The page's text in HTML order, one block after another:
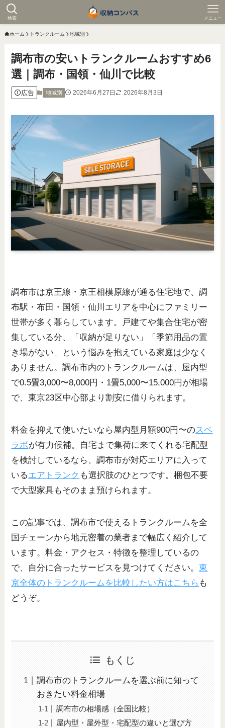
検索 メニュー
ホーム トランクルーム 地域別
調布市の安いトランクルームおすすめ6
選｜調布・国領・仙川で比較
広告 地域別 2026年6月27日 2026年8月3日
調布市は京王線・京王相模原線が通る住宅地で、調
布駅・布田・国領・仙川エリアを中心にファミリー
世帯が多く暮らしています。戸建てや集合住宅が密
集している分、「収納が足りない」「季節用品の置
き場がない」という悩みを抱えている家庭は少なく
ありません。調布市内のトランクルームは、屋内型
で0.5畳3,000〜8,000円・1畳5,000〜15,000円が相場
で、東京23区中心部より割安に借りられます。
料金を抑えて使いたいなら屋内型月額900円〜のスペ
ラボが有力候補。自宅まで集荷に来てくれる宅配型
を検討しているなら、調布市が対応エリアに入って
いるエアトランク も選択肢のひとつです。梱包不要
で大型家具もそのまま預けられます。
この記事では、調布市で使えるトランクルームを全
国チェーンから地元密着の業者まで幅広く紹介して
います。料金・アクセス・特徴を整理しているの
で、自分に合ったサービスを見つけてください。東
京全体のトランクルームを比較したい方はこちら も
どうぞ。
もくじ
調布市のトランクルームを選ぶ前に知って
おきたい料金相場
調布市の相場感（全国比較）
屋内型・屋外型・宅配型の違いと選び方